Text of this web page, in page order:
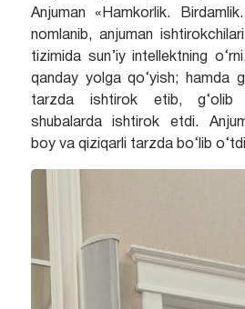
Anjuman «Hamkorlik.
nomlanib, anjuman
tizimida sun’iy intellektning
qanday yolga qo‘yish; hamda
tarzda ishtirok etib, g‘olib
shubalarda ishtirok etdi.
boy va qiziqarli tarzda bo‘lib